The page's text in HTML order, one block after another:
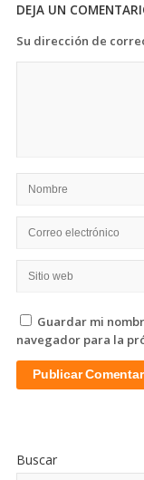
DEJA UN
Su dirección de
Guardar mi
navegador para la
De
La
Buscar